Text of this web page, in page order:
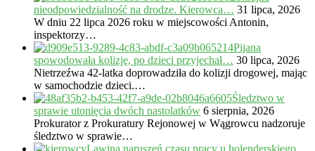
nieodpowiedzialność na drodze. Kierowca… 31 lipca, 2026
W dniu 22 lipca 2026 roku w miejscowości Antonin,
inspektorzy…
Pijana
spowodowała kolizję, po dzieci przyjechał… 30 lipca, 2026
Nietrzeźwa 42-latka doprowadziła do kolizji drogowej, mając
w samochodzie dzieci.…
Śledztwo w
sprawie utonięcia dwóch nastolatków 6 sierpnia, 2026
Prokurator z Prokuratury Rejonowej w Wągrowcu nadzoruje
śledztwo w sprawie…